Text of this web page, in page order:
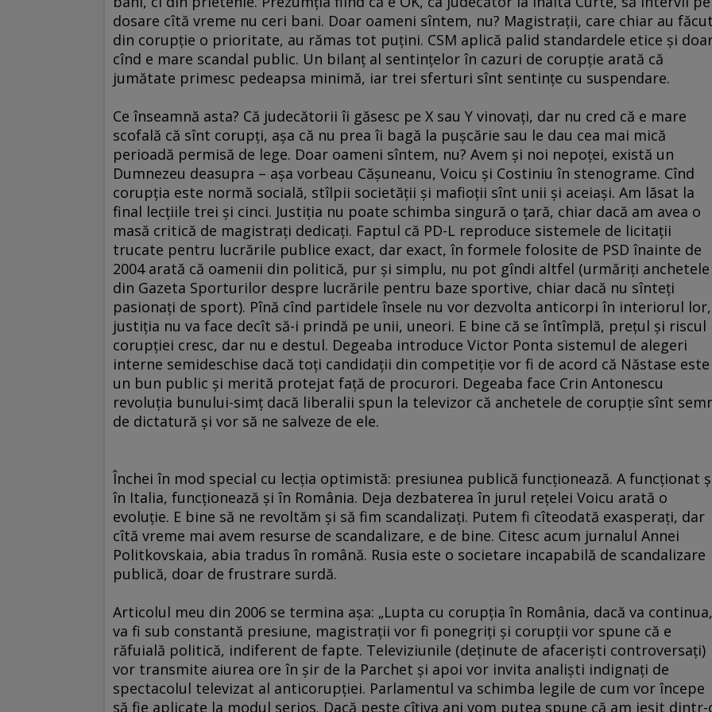
dosare cîtă vreme nu ceri bani. Doar oameni sîntem, nu? Magistraţii, care chiar au
din corupţie o prioritate, au rămas tot puţini. CSM aplică palid standardele etice şi
cînd e mare scandal public. Un bilanţ al sentinţelor în cazuri de corupţie arată că
jumătate primesc pedeapsa minimă, iar trei sferturi sînt sentinţe cu suspendare.
Ce înseamnă asta? Că judecătorii îi găsesc pe X sau Y vinovaţi, dar nu cred că e mare
scofală că sînt corupţi, aşa că nu prea îi bagă la puşcărie sau le dau cea mai mică
perioadă permisă de lege. Doar oameni sîntem, nu? Avem şi noi nepoţei, există un
Dumnezeu deasupra – aşa vorbeau Căşuneanu, Voicu şi Costiniu în stenograme. Cînd
corupţia este normă socială, stîlpii societăţii şi mafioţii sînt unii şi aceiaşi. Am lăsat la
final lecţiile trei şi cinci. Justiţia nu poate schimba singură o ţară, chiar dacă am avea o
masă critică de magistraţi dedicaţi. Faptul că PD-L reproduce sistemele de licitaţii
trucate pentru lucrările publice exact, dar exact, în formele folosite de PSD înainte de
2004 arată că oamenii din politică, pur şi simplu, nu pot gîndi altfel (urmăriţi anchetele
din Gazeta Sporturilor despre lucrările pentru baze sportive, chiar dacă nu sînteţi
pasionaţi de sport). Pînă cînd partidele însele nu vor dezvolta anticorpi în interiorul lor,
justiţia nu va face decît să-i prindă pe unii, uneori. E bine că se întîmplă, preţul şi riscul
corupţiei cresc, dar nu e destul. Degeaba introduce Victor Ponta sistemul de alegeri
interne semideschise dacă toţi candidaţii din competiţie vor fi de acord că Năstase este
un bun public şi merită protejat faţă de procurori. Degeaba face Crin Antonescu
revoluţia bunului-simţ dacă liberalii spun la televizor că anchetele de corupţie sînt
de dictatură şi vor să ne salveze de ele.
Închei în mod special cu lecţia optimistă: presiunea publică funcţionează. A funcţionat
în Italia, funcţionează şi în România. Deja dezbaterea în jurul reţelei Voicu arată o
evoluţie. E bine să ne revoltăm şi să fim scandalizaţi. Putem fi cîteodată exasperaţi, dar
cîtă vreme mai avem resurse de scandalizare, e de bine. Citesc acum jurnalul Annei
Politkovskaia, abia tradus în română. Rusia este o societare incapabilă de scandalizare
publică, doar de frustrare surdă.
Articolul meu din 2006 se termina aşa: „Lupta cu corupţia în România, dacă va continua,
va fi sub constantă presiune, magistraţii vor fi ponegriţi şi corupţii vor spune că e
răfuială politică, indiferent de fapte. Televiziunile (deţinute de afacerişti controversaţi)
vor transmite aiurea ore în şir de la Parchet şi apoi vor invita analişti indignaţi de
spectacolul televizat al anticorupţiei. Parlamentul va schimba legile de cum vor începe
să fie aplicate la modul serios. Dacă peste cîţiva ani vom putea spune că am ieşit dintr-